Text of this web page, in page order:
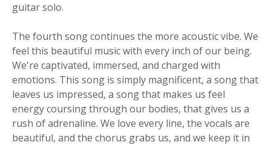
guitar solo.
The fourth song continues the more acoustic vibe. We
feel this beautiful music with every inch of our being.
We're captivated, immersed, and charged with
emotions. This song is simply magnificent, a song that
leaves us impressed, a song that makes us feel
energy coursing through our bodies, that gives us a
rush of adrenaline. We love every line, the vocals are
beautiful, and the chorus grabs us, and we keep it in